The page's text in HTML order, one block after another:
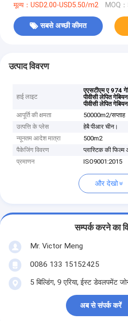
मूल्य：USD2.00-USD5.50/m2 MOQ
सबसे अच्छी कीमत
उत्पाद विवरण
हाई लाइट
एएसटीएम ए 974
पीवीसी लेपित
पीवीसी लेपित
आपूर्ति की क्षमता
50000m2/सप्ताह
उत्पत्ति के प्लेस
हेबै पीआर चीन।
न्यूनतम आदेश मात्रा
500m2
पैकेजिंग विवरण
प्लास्टिक की
प्रमाणन
ISO9001:2015
और देखो
सम्पर्क करने का
Mr. Victor Meng
0086 133 15152425
5 बिल्डिंग, 9 एरिया, ईस्ट डेवलपमेंट
अब से संपर्क करें